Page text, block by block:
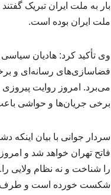
بار به ملت ایران تبریک
ملت ایران بوده است.
وی تأکید کرد: هادیان
فضاسازی‌های رسانه‌ای و
می‌برد. امروز روایت پیروزی
برخی جریان‌ها و حواشی
سردار جوانی با بیان
فاتح تهران خواهد شد و
را شناخت و نه نظام ولایی
شکست خورده است و طرف